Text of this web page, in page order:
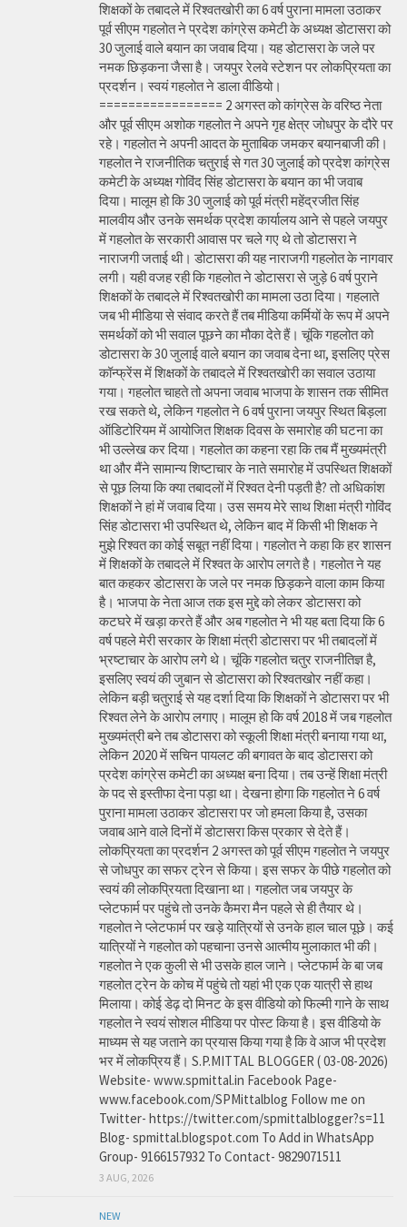
शिक्षकों के तबादले में रिश्वतखोरी का 6 वर्ष पुराना मामला उठाकर
पूर्व सीएम गहलोत ने प्रदेश कांग्रेस कमेटी के अध्यक्ष डोटासरा को
30 जुलाई वाले बयान का जवाब दिया। यह डोटासरा के जले पर
नमक छिड़कना जैसा है। जयपुर रेलवे स्टेशन पर लोकप्रियता का
प्रदर्शन। स्वयं गहलोत ने डाला वीडियो।
================= 2 अगस्त को कांग्रेस के वरिष्ठ नेता
और पूर्व सीएम अशोक गहलोत ने अपने गृह क्षेत्र जोधपुर के दौरे पर
रहे। गहलोत ने अपनी आदत के मुताबिक जमकर बयानबाजी की।
गहलोत ने राजनीतिक चतुराई से गत 30 जुलाई को प्रदेश कांग्रेस
कमेटी के अध्यक्ष गोविंद सिंह डोटासरा के बयान का भी जवाब
दिया। मालूम हो कि 30 जुलाई को पूर्व मंत्री महेंद्रजीत सिंह
मालवीय और उनके समर्थक प्रदेश कार्यालय आने से पहले जयपुर
में गहलोत के सरकारी आवास पर चले गए थे तो डोटासरा ने
नाराजगी जताई थी। डोटासरा की यह नाराजगी गहलोत के नागवार
लगी। यही वजह रही कि गहलोत ने डोटासरा से जुड़े 6 वर्ष पुराने
शिक्षकों के तबादले में रिश्वतखोरी का मामला उठा दिया। गहलाते
जब भी मीडिया से संवाद करते हैं तब मीडिया कर्मियों के रूप में अपने
समर्थकों को भी सवाल पूछने का मौका देते हैं। चूंकि गहलोत को
डोटासरा के 30 जुलाई वाले बयान का जवाब देना था, इसलिए प्रेस
कॉन्फ्रेंस में शिक्षकों के तबादले में रिश्वतखोरी का सवाल उठाया
गया। गहलोत चाहते तो अपना जवाब भाजपा के शासन तक सीमित
रख सकते थे, लेकिन गहलोत ने 6 वर्ष पुराना जयपुर स्थित बिड़ला
ऑडिटोरियम में आयोजित शिक्षक दिवस के समारोह की घटना का
भी उल्लेख कर दिया। गहलोत का कहना रहा कि तब मैं मुख्यमंत्री
था और मैंने सामान्य शिष्टाचार के नाते समारोह में उपस्थित शिक्षकों
से पूछ लिया कि क्या तबादलों में रिश्वत देनी पड़ती है? तो अधिकांश
शिक्षकों ने हां में जवाब दिया। उस समय मेरे साथ शिक्षा मंत्री गोविंद
सिंह डोटासरा भी उपस्थित थे, लेकिन बाद में किसी भी शिक्षक ने
मुझे रिश्वत का कोई सबूत नहीं दिया। गहलोत ने कहा कि हर शासन
में शिक्षकों के तबादले में रिश्वत के आरोप लगते है। गहलोत ने यह
बात कहकर डोटासरा के जले पर नमक छिड़कने वाला काम किया
है। भाजपा के नेता आज तक इस मुद्दे को लेकर डोटासरा को
कटघरे में खड़ा करते हैं और अब गहलोत ने भी यह बता दिया कि 6
वर्ष पहले मेरी सरकार के शिक्षा मंत्री डोटासरा पर भी तबादलों में
भ्रष्टाचार के आरोप लगे थे। चूंकि गहलोत चतुर राजनीतिज्ञ है,
इसलिए स्वयं की जुबान से डोटासरा को रिश्वतखोर नहीं कहा।
लेकिन बड़ी चतुराई से यह दर्शा दिया कि शिक्षकों ने डोटासरा पर भी
रिश्वत लेने के आरोप लगाए। मालूम हो कि वर्ष 2018 में जब गहलोत
मुख्यमंत्री बने तब डोटासरा को स्कूली शिक्षा मंत्री बनाया गया था,
लेकिन 2020 में सचिन पायलट की बगावत के बाद डोटासरा को
प्रदेश कांग्रेस कमेटी का अध्यक्ष बना दिया। तब उन्हें शिक्षा मंत्री
के पद से इस्तीफा देना पड़ा था। देखना होगा कि गहलोत ने 6 वर्ष
पुराना मामला उठाकर डोटासरा पर जो हमला किया है, उसका
जवाब आने वाले दिनों में डोटासरा किस प्रकार से देते हैं।
लोकप्रियता का प्रदर्शन 2 अगस्त को पूर्व सीएम गहलोत ने जयपुर
से जोधपुर का सफर ट्रेन से किया। इस सफर के पीछे गहलोत को
स्वयं की लोकप्रियता दिखाना था। गहलोत जब जयपुर के
प्लेटफार्म पर पहुंचे तो उनके कैमरा मैन पहले से ही तैयार थे।
गहलोत ने प्लेटफार्म पर खड़े यात्रियों से उनके हाल चाल पूछे। कई
यात्रियों ने गहलोत को पहचाना उनसे आत्मीय मुलाकात भी की।
गहलोत ने एक कुली से भी उसके हाल जाने। प्लेटफार्म के बा जब
गहलोत ट्रेन के कोच में पहुंचे तो यहां भी एक एक यात्री से हाथ
मिलाया। कोई डेढ़ दो मिनट के इस वीडियो को फिल्मी गाने के साथ
गहलोत ने स्वयं सोशल मीडिया पर पोस्ट किया है। इस वीडियो के
माध्यम से यह जताने का प्रयास किया गया है कि वे आज भी प्रदेश
भर में लोकप्रिय हैं। S.P.MITTAL BLOGGER ( 03-08-2026)
Website- www.spmittal.in Facebook Page-
www.facebook.com/SPMittalblog Follow me on
Twitter- https://twitter.com/spmittalblogger?s=11
Blog- spmittal.blogspot.com To Add in WhatsApp
Group- 9166157932 To Contact- 9829071511
3 AUG, 2026
NEW